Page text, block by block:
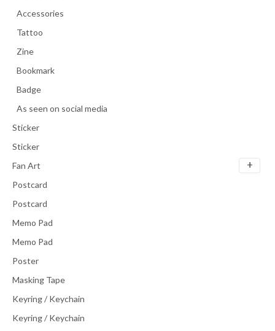
Accessories
Tattoo
Zine
Bookmark
Badge
As seen on social media
Sticker
Sticker
Fan Art
Postcard
Postcard
Memo Pad
Memo Pad
Poster
Masking Tape
Keyring / Keychain
Keyring / Keychain